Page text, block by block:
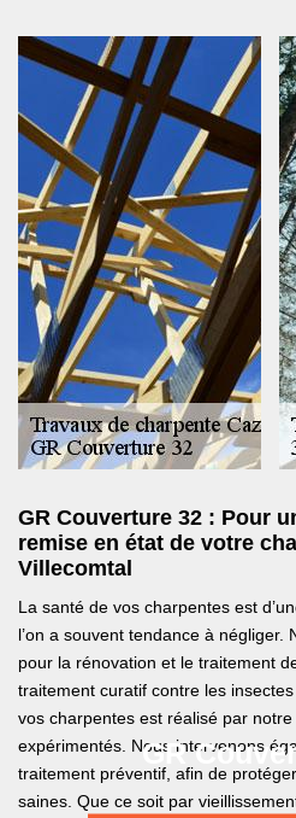
GR
GR Couverture 32 : Pour
remise en état de votre
Villecomtal
La santé de vos charpentes est
l’on a souvent tendance à
pour la rénovation et le traitement
traitement curatif contre les
vos charpentes est réalisé par
expérimentés. Nous intervenons
traitement préventif, afin de
saines. Que ce soit par